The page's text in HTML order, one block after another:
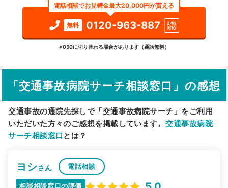
検索する
詳細条件で絞り込む
駅から探す 院名から探す
電話相談でお見舞金最大20,000円が貰える
無料 0120-963-887
24h
対応
※050に切り替わる場合があります（通話無料）
「交通事故病院サーチ相談窓口」の感想
交通事故の通院先探しで「交通事故病院サーチ」をご利用
いただいた方々のご感想を掲載しています。交通事故病院
サーチ相談窓口 とは？
ヨシさん 電話相談
相談相談窓口の評価